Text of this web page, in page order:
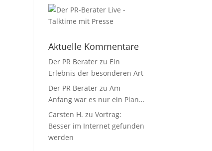
Aktuelle Kommentare
Der PR Berater zu Ein
Erlebnis der besonderen Art
Der PR Berater zuAm
Anfang war es nur ein Plan…
Carsten H. zuVortrag:
Besser im Internet gefunden
werden